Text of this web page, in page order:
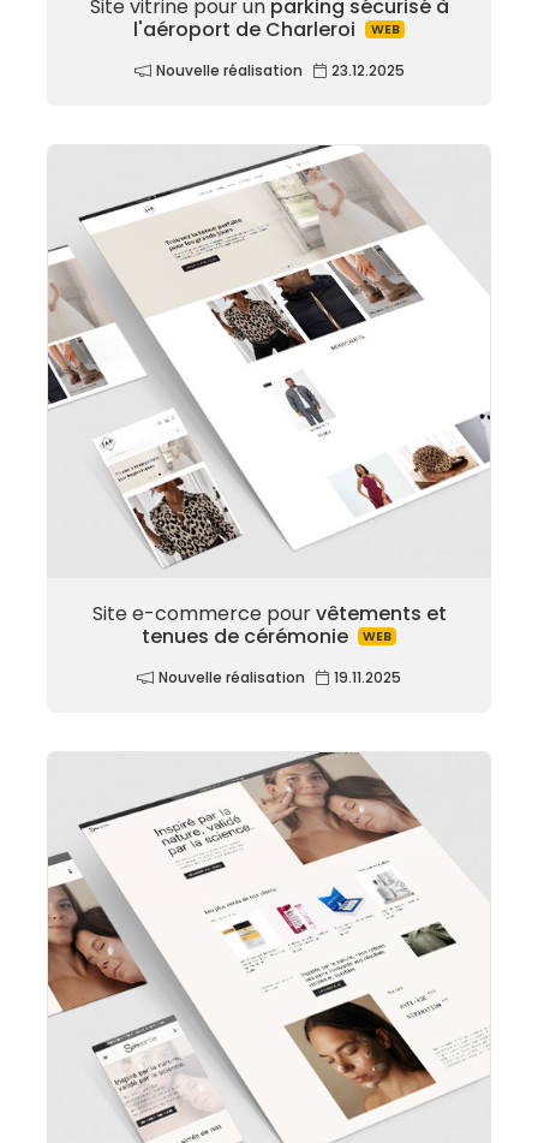
Site vitrine pour un parking sécurisé à
l'aéroport de Charleroi
WEB
Nouvelle réalisation 23.12.2025
Site e-commerce pourvêtements et
tenues de cérémonie
WEB
Nouvelle réalisation 19.11.2025